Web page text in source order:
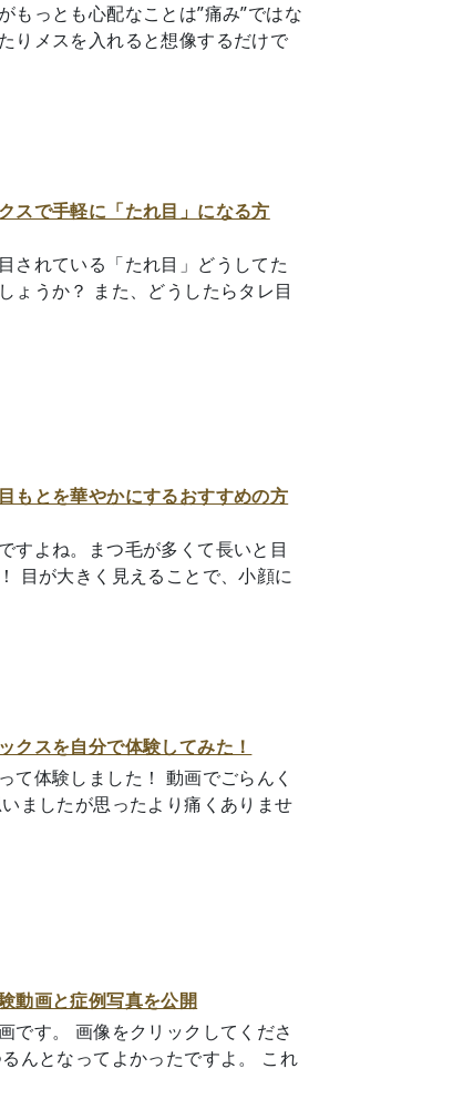
もっとも心配なことは”痛み”ではな
りメスを入れると想像するだけで
スで手軽に「たれ目」になる方
されている「たれ目」どうしてた
ょうか？ また、どうしたらタレ目
もとを華やかにするおすすめの方
すよね。まつ毛が多くて長いと目
目が大きく見えることで、小顔に
クスを自分で体験してみた！
て体験しました！ 動画でごらんく
ましたが思ったより痛くありませ
動画と症例写真を公開
です。 画像をクリックしてくださ
んとなってよかったですよ。 これ